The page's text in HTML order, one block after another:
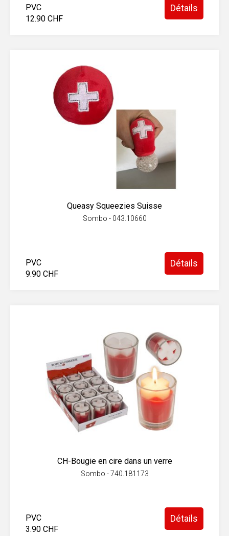
PVC
12.90 CHF
Détails
Queasy Squeezies Suisse
Sombo - 043.10660
PVC
9.90 CHF
Détails
CH-Bougie en cire dans un verre
Sombo - 740.181173
PVC
3.90 CHF
Détails